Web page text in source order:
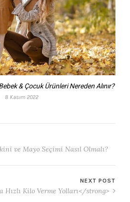
& Çocuk Ürünleri Nereden Alınır?
8 Kasım 2022
ve Mayo Seçimi Nasıl Olmalı?
NEXT POST
Hızlı Kilo Verme Yolları</strong>